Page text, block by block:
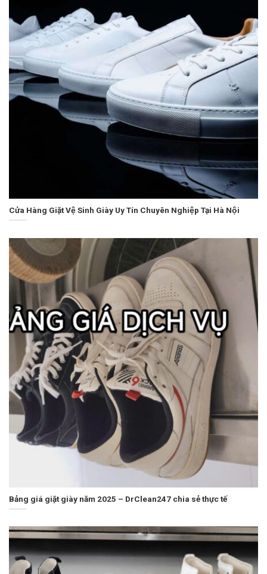
Cửa Hàng Giặt Vệ Sinh Giày Uy Tín Chuyên Nghiệp Tại Hà Nội
Bảng giá giặt giày năm 2025 – DrClean247 chia sẻ thực tế